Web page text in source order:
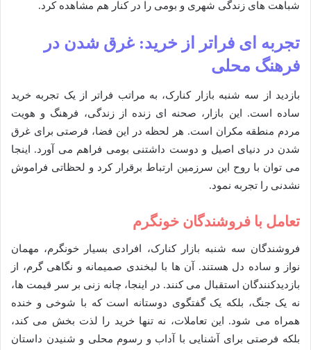
شباهت های زندگی شهری و بومی را در کنار هم مشاهده کرد.
تجربه ای فراتر از خرید: غرق شدن در
فرهنگ محلی
بازدید از سه شنبه بازار کنارک، به مراتب فراتر از یک تجربه خرید
ساده است. این بازار، صحنه ای زنده از زندگی، فرهنگ و هویت
مردم منطقه مکران است. هر لحظه در این فضا، فرصتی برای غرق
شدن در دنیای اصیل و دوست داشتنی بومی فراهم می آورد. اینجا
می توان با روح این سرزمین ارتباط برقرار کرد و لحظاتی فراموش
نشدنی را تجربه نمود.
تعامل با فروشندگان خونگرم
فروشندگان سه شنبه بازار کنارک، افرادی بسیار خونگرم، مهمان
نواز و ساده دل هستند. آن ها با لبخندی صمیمانه و نگاهی گرم، از
بازدیدکنندگان استقبال می کنند. در اینجا، چانه زنی بر سر قیمت ها،
نه یک جنگ، بلکه یک گفتگوی دوستانه است که با شوخی و خنده
همراه می شود. این تعاملات، نه تنها خرید را لذت بخش می کند،
بلکه فرصتی برای آشنایی با آداب و رسوم محلی و شنیدن داستان